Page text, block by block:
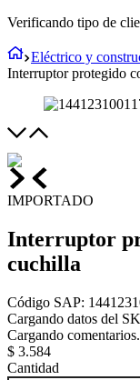
Verificando tipo de
Eléctrico y
Interruptor protegido
IMPORTADO
Interruptor
cuchilla
Código SAP:
Cargando datos del
Cargando
$ 3.584
Cantidad